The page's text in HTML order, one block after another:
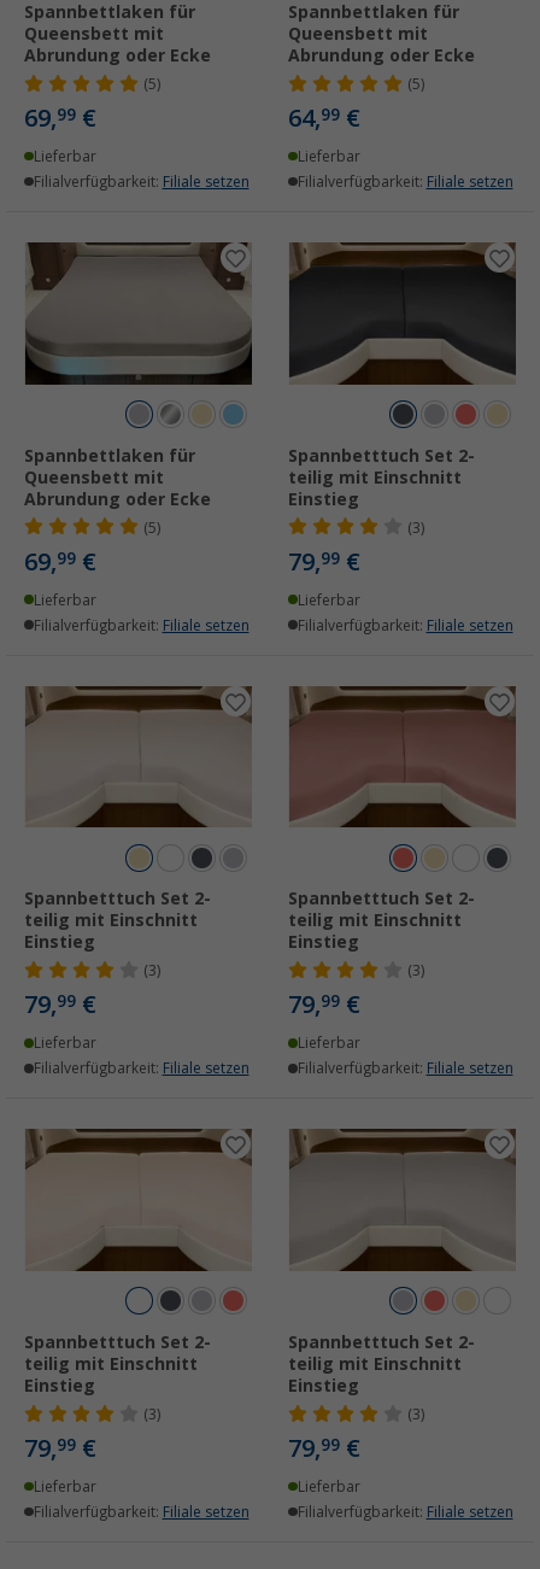
Spannbettlaken für
Queensbett mit
Abrundung oder Ecke
(5)
69,99 €
Lieferbar
Filialverfügbarkeit: Filiale setzen
Spannbettlaken für
Queensbett mit
Abrundung oder Ecke
(5)
64,99 €
Lieferbar
Filialverfügbarkeit: Filiale setzen
Spannbettlaken für
Queensbett mit
Abrundung oder Ecke
(5)
69,99 €
Lieferbar
Filialverfügbarkeit: Filiale setzen
Spannbetttuch Set 2-
teilig mit Einschnitt
Einstieg
(3)
79,99 €
Lieferbar
Filialverfügbarkeit: Filiale setzen
Spannbetttuch Set 2-
teilig mit Einschnitt
Einstieg
(3)
79,99 €
Lieferbar
Filialverfügbarkeit: Filiale setzen
Spannbetttuch Set 2-
teilig mit Einschnitt
Einstieg
(3)
79,99 €
Lieferbar
Filialverfügbarkeit: Filiale setzen
Spannbetttuch Set 2-
teilig mit Einschnitt
Einstieg
(3)
79,99 €
Lieferbar
Filialverfügbarkeit: Filiale setzen
Spannbetttuch Set 2-
teilig mit Einschnitt
Einstieg
(3)
79,99 €
Lieferbar
Filialverfügbarkeit: Filiale setzen